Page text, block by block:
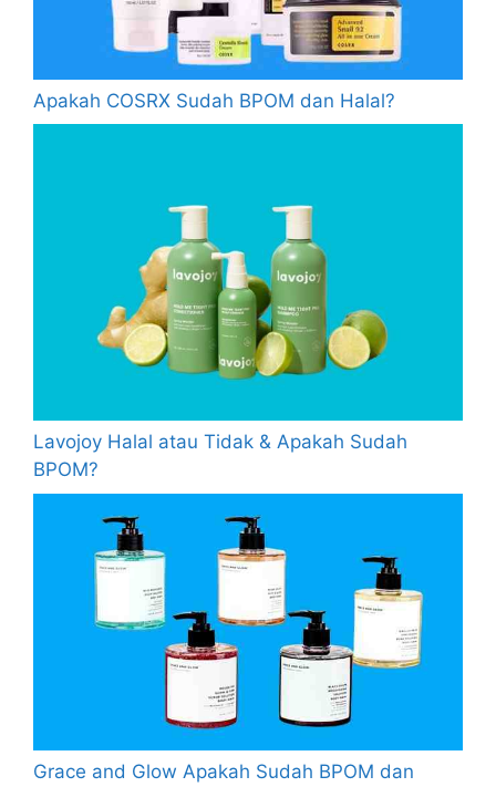
Apakah COSRX Sudah BPOM dan Halal?
Lavojoy Halal atau Tidak & Apakah Sudah
BPOM?
Grace and Glow Apakah Sudah BPOM dan